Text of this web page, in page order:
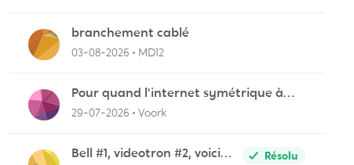
branchement cablé
03-08-2026 MD12
Pour quand l'internet symétrique à
Lévis?
29-07-2026 Voork
Bell #1, videotron #2, voici
Résolu